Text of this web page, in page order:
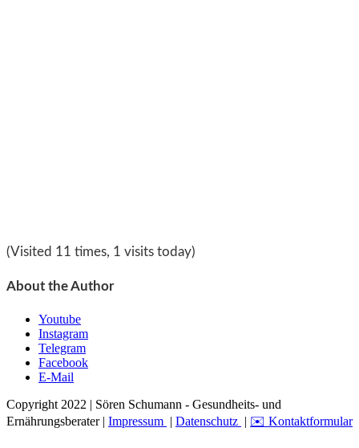
(Visited 11 times, 1 visits today)
About the Author
Youtube
Instagram
Telegram
Facebook
E-Mail
Copyright 2022 | Sören Schumann - Gesundheits- und
Ernährungsberater | Impressum | Datenschutz | ✉️ Kontaktformular